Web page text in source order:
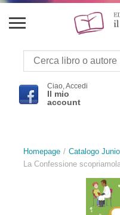
Ciao, Accedi
Il mio
account
Homepage Catalogo
La Confessione